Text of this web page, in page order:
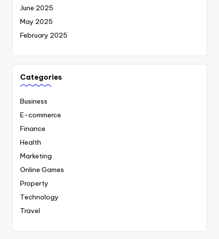
June 2025
May 2025
February 2025
Categories
Business
E-commerce
Finance
Health
Marketing
Online Games
Property
Technology
Travel